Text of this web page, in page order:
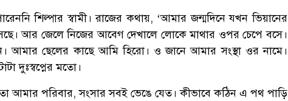
শিল্পার স্বামী। রাজের কথায়, ‘আমার জন্মদিনে যখন ভিয়ানের
আর জেলে নিজের আবেগ দেখালে লোকে মাথার ওপর চেপে বসে।
আমার ছেলের কাছে আমি হিরো। ও জানে আমার সংস্থা ওর নামে।
দুঃস্বপ্নের মতো।
আমার পরিবার, সংসার সবই ভেঙে যেত। কীভাবে কঠিন এ পথ পাড়ি